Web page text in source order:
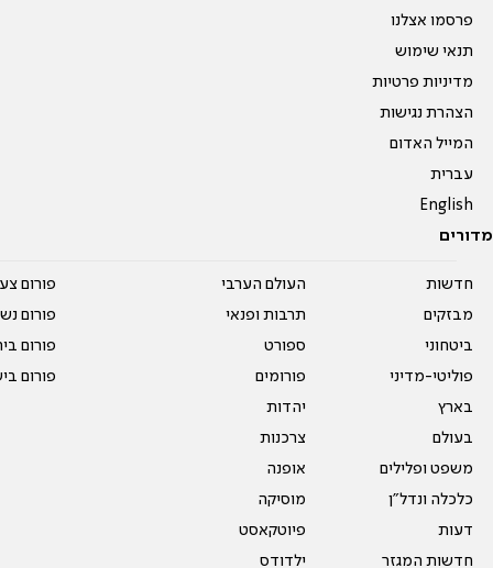
פרסמו אצלנו
תנאי שימוש
מדיניות פרטיות
הצהרת נגישות
המייל האדום
עברית
English
מדורים
חדשות
מבזקים
ביטחוני
פוליטי-מדיני
בארץ
בעולם
משפט ופלילים
כלכלה ונדל"ן
דעות
חדשות המגזר
העולם הערבי
תרבות ופנאי
ספורט
פורומים
יהדות
צרכנות
אופנה
מוסיקה
פיוטקאסט
ילדודס
פורום
פורום
פורום
פורום